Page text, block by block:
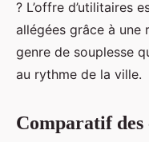
? L’offre d’utilitaires
allégées grâce à une
genre de souplesse
au rythme de la ville.
Comparatif des